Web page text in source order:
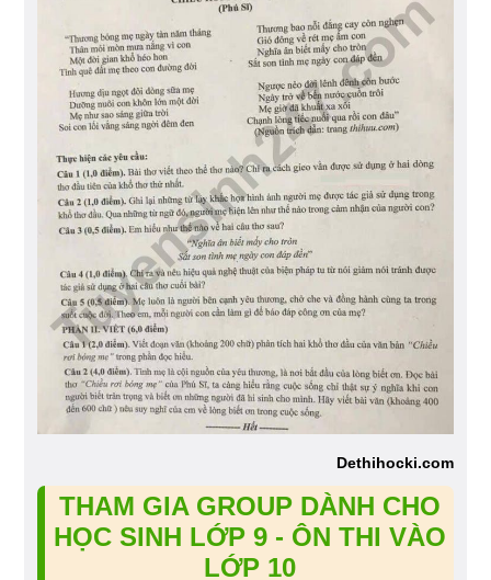
Dethihocki.com
THAM GIA GROUP DÀNH CHO
HỌC SINH LỚP 9 - ÔN THI VÀO
LỚP 10